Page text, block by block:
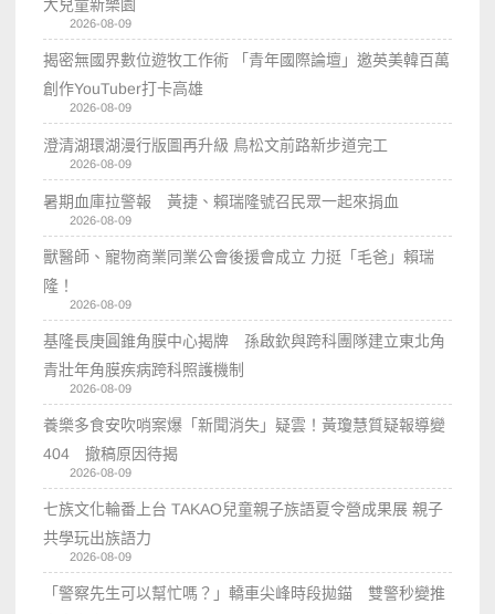
大兒童新樂園
2026-08-09
揭密無國界數位遊牧工作術 「青年國際論壇」邀英美韓百萬
創作YouTuber打卡高雄
2026-08-09
澄清湖環湖漫行版圖再升級 鳥松文前路新步道完工
2026-08-09
暑期血庫拉警報 黃捷、賴瑞隆號召民眾一起來捐血
2026-08-09
獸醫師、寵物商業同業公會後援會成立 力挺「毛爸」賴瑞
隆！
2026-08-09
基隆長庚圓錐角膜中心揭牌 孫啟欽與跨科團隊建立東北角
青壯年角膜疾病跨科照護機制
2026-08-09
養樂多食安吹哨案爆「新聞消失」疑雲！黃瓊慧質疑報導變
404 撤稿原因待揭
2026-08-09
七族文化輪番上台 TAKAO兒童親子族語夏令營成果展 親子
共學玩出族語力
2026-08-09
「警察先生可以幫忙嗎？」轎車尖峰時段拋錨 雙警秒變推